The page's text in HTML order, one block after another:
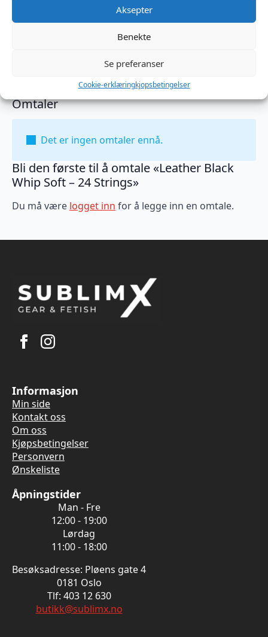
Aksepter
Benekte
Se preferanser
Cookie-erklæringkjopsbetingelser
Omtaler
Det er ingen omtaler ennå.
Bli den første til å omtale «Leather Black
Whip Soft – 24 Strings»
Du må være logget inn for å legge inn en omtale.
Informasjon
Min side
Kontakt oss
Om oss
Kjøpsbetingelser
Personvern
Ønskeliste
Åpningstider
Man - Fre
12:00 - 19:00
Lørdag
11:00 - 18:00
Besøksadresse: Pløens gate 4
0181 Oslo
Tlf: 403 12 630
butikk@sublimx.no